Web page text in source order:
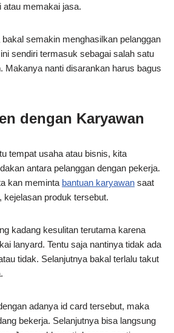
atau memakai jasa.
semakin menghasilkan pelanggan
sendiri termasuk sebagai salah satu
Makanya nanti disarankan harus bagus
dengan Karyawan
tempat usaha atau bisnis, kita
antara pelanggan dengan pekerja.
kan meminta bantuan karyawan saat
kejelasan produk tersebut.
kadang kesulitan terutama karena
lanyard. Tentu saja nantinya tidak ada
tidak. Selanjutnya bakal terlalu takut
adanya id card tersebut, maka
bekerja. Selanjutnya bisa langsung